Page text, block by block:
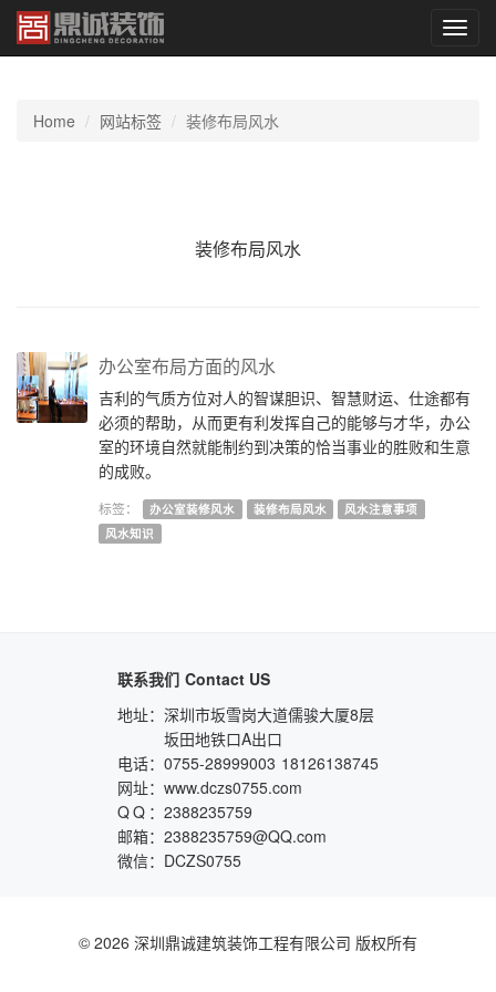
切
换
Home 网站标签 装修布局风水
装修布局风水
办公室布局方面的风水
吉利的气质方位对人的智谋胆识、智慧财运、仕途都有
必须的帮助，从而更有利发挥自己的能够与才华，办公
室的环境自然就能制约到决策的恰当事业的胜败和生意
的成败。
标签： 办公室装修风水 装修布局风水
风水注意事项
风水知识
联系我们 Contact US
地址： 深圳市坂雪岗大道儒骏大厦8层
坂田地铁口A出口
电话： 0755-28999003 18126138745
网址： www.dczs0755.com
QQ ： 2388235759
邮箱： 2388235759@QQ.com
微信： DCZS0755
© 2026 深圳鼎诚建筑装饰工程有限公司 版权所有